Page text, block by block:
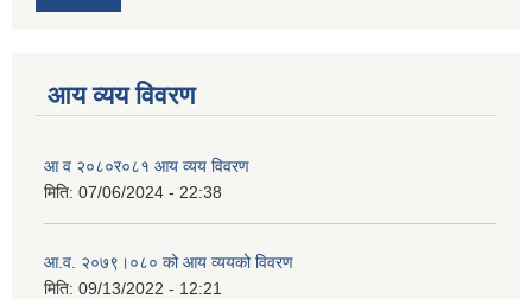
आय व्यय विवरण
आ व २०८०र०८१ आय व्यय विवरण
मिति: 07/06/2024 - 22:38
आ.व. २०७९।०८० को आय व्ययको विवरण
मिति: 09/13/2022 - 12:21